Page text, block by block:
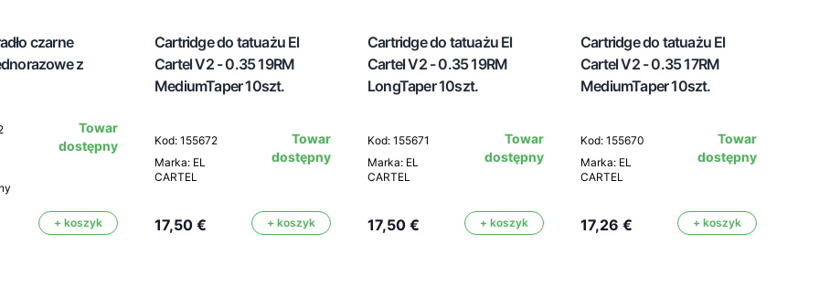
czarne
z
Towar
dostępny
+ koszyk
Cartridge do tatuażu El
Cartel V2 - 0.35 19RM
MediumTaper 10szt.
Kod: 155672
Marka: EL
CARTEL
Towar
dostępny
17,50 € + koszyk
Cartridge do tatuażu El
Cartel V2 - 0.35 19RM
LongTaper 10szt.
Kod: 155671
Marka: EL
CARTEL
Towar
dostępny
17,50 € + koszyk
Cartridge do tatuażu El
Cartel V2 - 0.35 17RM
MediumTaper 10szt.
Kod: 155670
Marka: EL
CARTEL
Towar
dostępny
17,26 € + koszyk